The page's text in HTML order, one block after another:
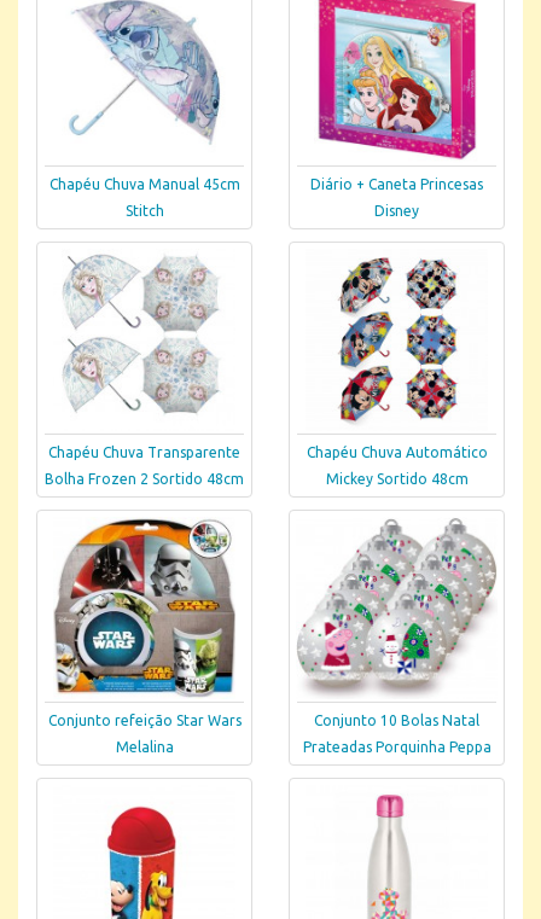
Chapéu Chuva Manual 45cm
Stitch
Diário + Caneta Princesas
Disney
Chapéu Chuva Transparente
Bolha Frozen 2 Sortido 48cm
Chapéu Chuva Automático
Mickey Sortido 48cm
Conjunto refeição Star Wars
Melalina
Conjunto 10 Bolas Natal
Prateadas Porquinha Peppa